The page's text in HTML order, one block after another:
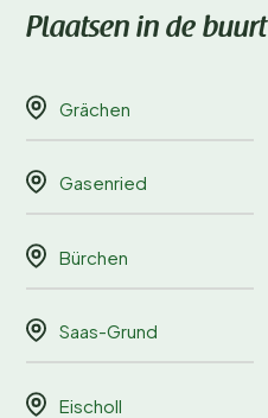
Plaatsen in de buurt
Grächen
Gasenried
Bürchen
Saas-Grund
Eischoll